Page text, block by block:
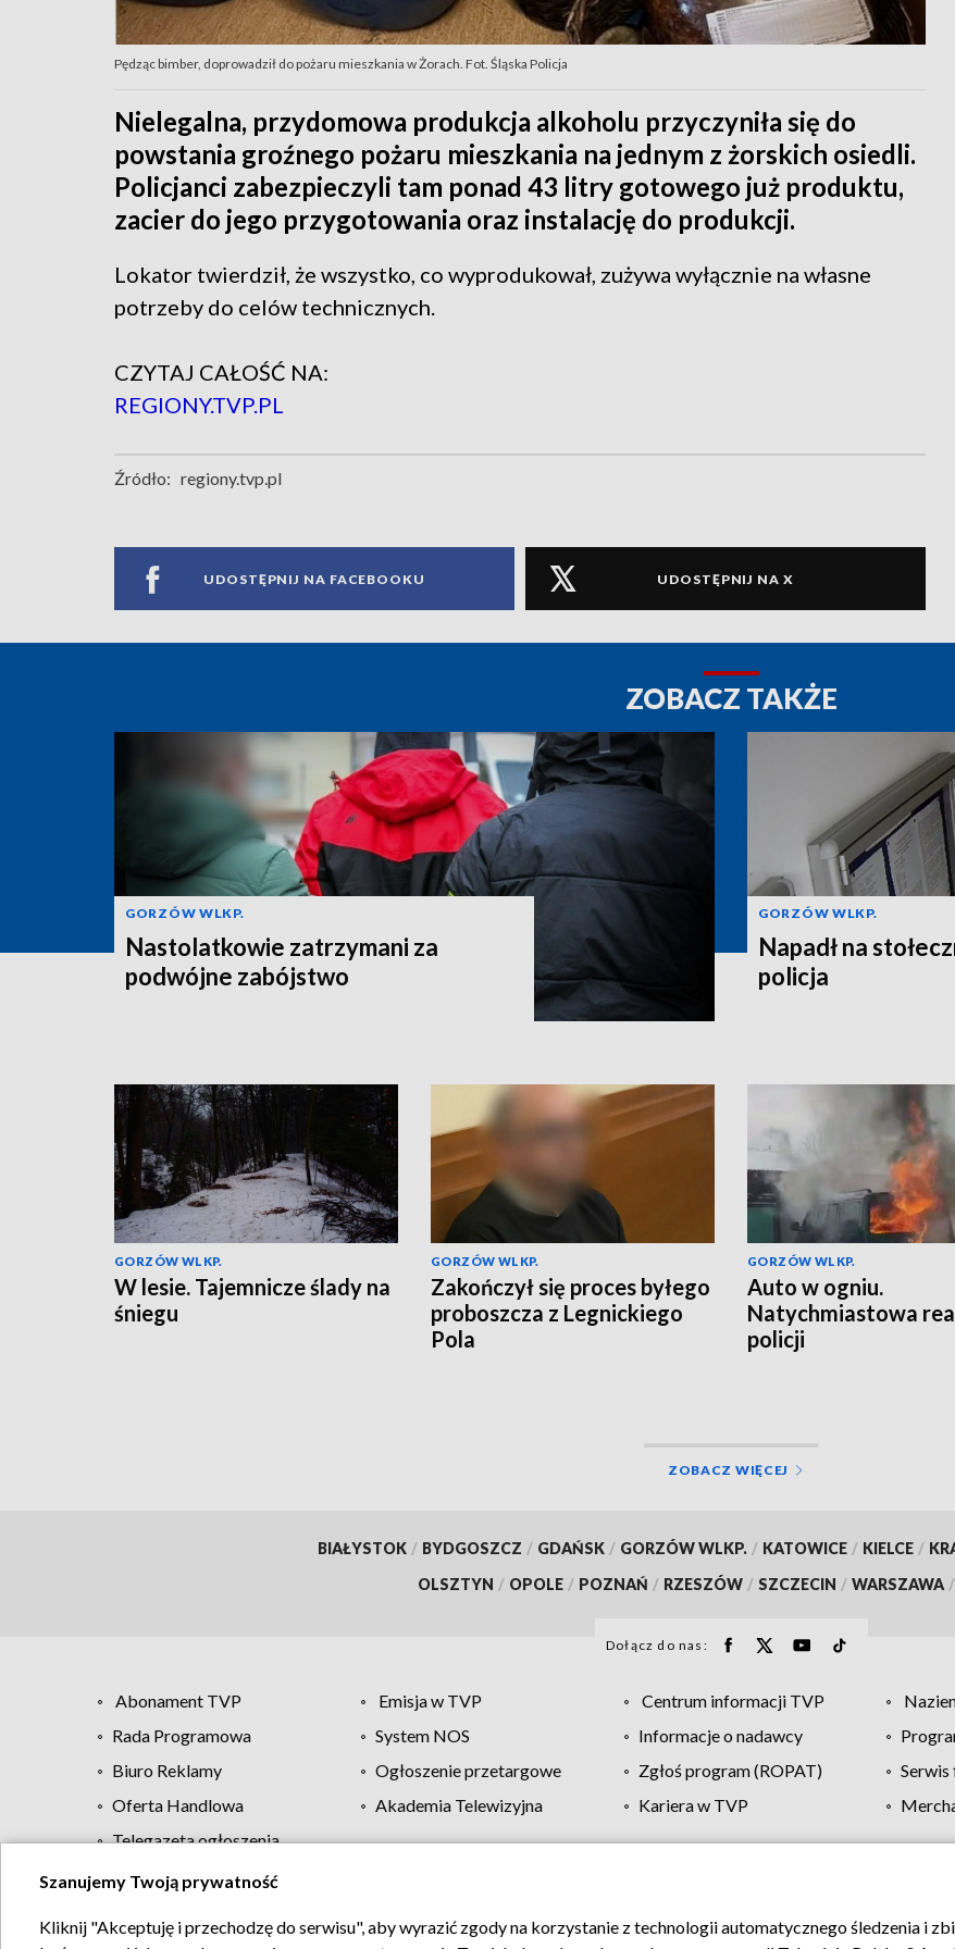
Pędząc bimber, doprowadził do pożaru mieszkania w Żorach. Fot. Śląska Policja
Nielegalna, przydomowa produkcja alkoholu przyczyniła się do
powstania groźnego pożaru mieszkania na jednym z żorskich osiedli.
Policjanci zabezpieczyli tam ponad 43 litry gotowego już produktu,
zacier do jego przygotowania oraz instalację do produkcji.
Lokator twierdził, że wszystko, co wyprodukował, zużywa wyłącznie na własne
potrzeby do celów technicznych.
CZYTAJ CAŁOŚĆ NA:
REGIONY.TVP.PL
Źródło: regiony.tvp.pl
UDOSTĘPNIJ NA FACEBOOKU UDOSTĘPNIJ NA X
ZOBACZ TAKŻE
GORZÓW WLKP.
Nastolatkowie zatrzymani za
podwójne zabójstwo
GORZÓW WLKP.
Napadł na
policja
GORZÓW WLKP.
W lesie. Tajemnicze ślady na
śniegu
GORZÓW WLKP.
Zakończył się proces byłego
proboszcza z Legnickiego
Pola
GORZÓW WLKP.
Auto w ogniu.
Natychmiastowa
policji
ZOBACZ WIĘCEJ
BIAŁYSTOK / BYDGOSZCZ / GDAŃSK / GORZÓW WLKP. / KATOWICE / KIELCE /
OLSZTYN / OPOLE / POZNAŃ / RZESZÓW / SZCZECIN / WARSZAWA /
Dołącz do nas:
Abonament TVP Emisja w TVP Centrum informacji TVP
Rada Programowa
System NOS Informacje o nadawcy
Biuro Reklamy
Ogłoszenie przetargowe Zgłoś program (ROPAT)
Oferta Handlowa
Akademia Telewizyjna Kariera w TVP
Telegazeta ogłoszenia
Regulamin TVP Polityka prywatności Moje zgody Pomoc Biuro
Szanujemy Twoją prywatność
Kliknij "Akceptuję i przechodzę do serwisu", aby wyrazić zgody na korzystanie z technologii automatycznego śledzenia i